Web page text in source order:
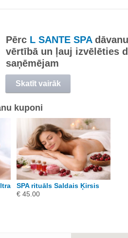
Pērc L SANTE SPA
vērtībā un ļauj izvēlēties
saņēmējam
Skatīt vairāk
kuponi
SPA rituāls Saldais Ķirsis
€ 45.00